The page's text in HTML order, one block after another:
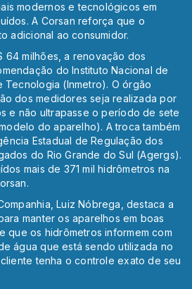
modernos e tecnológicos em
A Corsan reforça que o
adicional ao consumidor.
64 milhões, a renovação dos
do Instituto Nacional de
Tecnologia (Inmetro). O órgão
dos medidores seja realizada por
e não ultrapasse o período de sete
do aparelho). A troca também
Estadual de Regulação dos
do Rio Grande do Sul (Agergs).
mais de 371 mil hidrômetros na
Luiz Nóbrega, destaca a
manter os aparelhos em boas
que os hidrômetros informem com
água que está sendo utilizada no
tenha o controle exato de seu